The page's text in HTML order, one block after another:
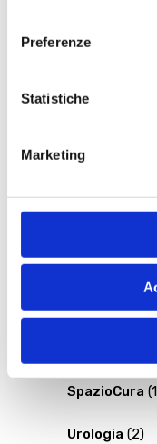
Preferenze
Statistiche
Marketing
Medicina del
Medicina
Prevenzione
Radiologia
Ricerca e
SpazioCura
Urologia (2)